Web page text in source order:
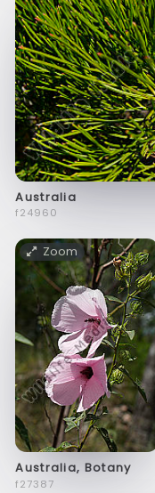
Australia
f24960
Zoom
Australia, Botany
f27387